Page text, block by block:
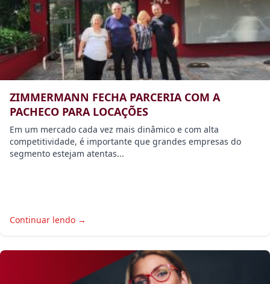
ZIMMERMANN FECHA PARCERIA COM A
PACHECO PARA LOCAÇÕES
Em um mercado cada vez mais dinâmico e com alta
competitividade, é importante que grandes empresas do
segmento estejam atentas...
Continuar lendo →